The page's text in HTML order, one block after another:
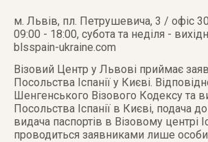
м. Львів, пл. Петрушевича, 3 / офіс
09:00 - 18:00, субота та неділя -
blsspain-ukraine.com
Візовий Центр у Львові приймає
Посольства Іспанії у Києві.
Шенгенського Візового Кодексу та
Посольства Іспанії в Києві, подача
видача паспортів в Візовому центрі
проводиться заявниками лише